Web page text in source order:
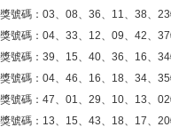
號碼：03、08、36、11、38、
號碼：04、33、12、09、42、
號碼：39、15、40、36、16、
號碼：04、46、16、18、34、
號碼：47、01、29、10、13、
號碼：13、15、43、18、17、